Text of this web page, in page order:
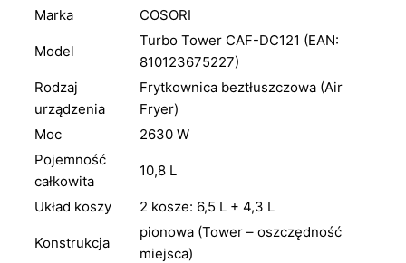
Marka
COSORI
Model
Turbo Tower CAF-DC121 (EAN:
810123675227)
Rodzaj
urządzenia
Frytkownica beztłuszczowa (Air
Fryer)
Moc
2630 W
Pojemność
całkowita
10,8 L
Układ koszy 2 kosze: 6,5 L + 4,3 L
Konstrukcja
pionowa (Tower – oszczędność
miejsca)